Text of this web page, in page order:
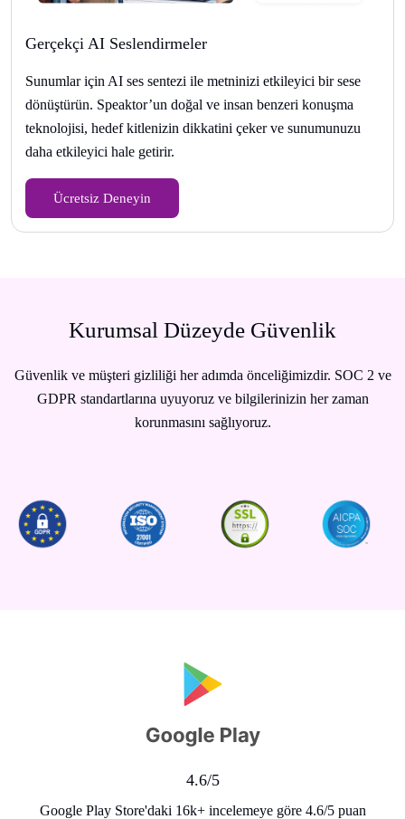
Gerçekçi AI Seslendirmeler
Sunumlar için AI ses sentezi ile metninizi etkileyici bir sese
dönüştürün. Speaktor’un doğal ve insan benzeri konuşma
teknolojisi, hedef kitlenizin dikkatini çeker ve sunumunuzu
daha etkileyici hale getirir.
Ücretsiz Deneyin
Kurumsal Düzeyde Güvenlik
Güvenlik ve müşteri gizliliği her adımda önceliğimizdir. SOC 2 ve
GDPR standartlarına uyuyoruz ve bilgilerinizin her zaman
korunmasını sağlıyoruz.
4.6/5
Google Play Store'daki 16k+ incelemeye göre 4.6/5 puan